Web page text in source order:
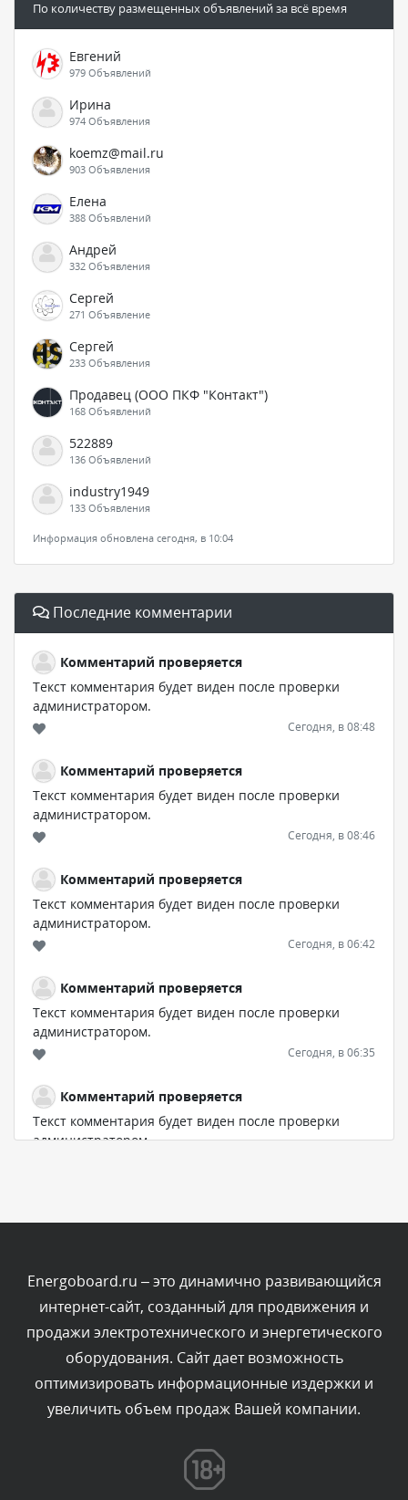
По количеству размещенных объявлений за всё время
Евгений
979 Объявлений
Ирина
974 Объявления
koemz@mail.ru
903 Объявления
Елена
388 Объявлений
Андрей
332 Объявления
Сергей
271 Объявление
Сергей
233 Объявления
Продавец (ООО ПКФ "Контакт")
168 Объявлений
522889
136 Объявлений
industry1949
133 Объявления
Информация обновлена сегодня, в 10:04
Последние комментарии
Комментарий проверяется
Текст комментария будет виден после проверки
администратором.
Сегодня, в 08:48
Комментарий проверяется
Текст комментария будет виден после проверки
администратором.
Сегодня, в 08:46
Комментарий проверяется
Текст комментария будет виден после проверки
администратором.
Сегодня, в 06:42
Комментарий проверяется
Текст комментария будет виден после проверки
администратором.
Сегодня, в 06:35
Комментарий проверяется
Текст комментария будет виден после проверки
администратором.
Комментарий проверяется
Текст комментария будет виден после проверки
администратором.
Сегодня, в 02:05
Комментарий проверяется
Текст комментария будет виден после проверки
Energoboard.ru – это динамично развивающийся
интернет-сайт, созданный для продвижения и
продажи электротехнического и энергетического
оборудования. Сайт дает возможность
оптимизировать информационные издержки и
увеличить объем продаж Вашей компании.